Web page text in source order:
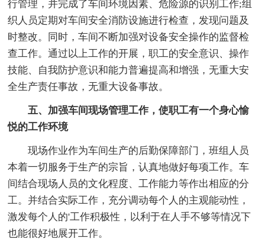
行管理，并完成了车间环境因素、危险源的识别工作;组
织人员定期对车间安全消防设施进行检查，发现问题及
时整改。同时，车间不断加强对设备安全操作的监督检
查工作。通过以上工作的开展，职工的安全意识、操作
技能、自我防护意识和能力普遍提高和增强，无重大安
全生产责任事故，无重大设备事故。
五、加强车间现场管理工作，使职工有一个身心愉
悦的工作环境
现场作业作为车间生产的后勤保障部门，班组人员
本着一切服务于生产的宗旨，认真地做好每项工作。车
间结合现场人员的文化程度、工作能力等作出相应的分
工。并结合实际工作，充分调动每个人的主观能动性，
激发每个人的'工作积极性，以利于在人手不够等情况下
也能很好地展开工作。